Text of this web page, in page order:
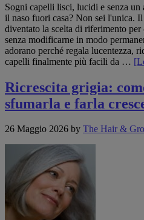
sole
Sogni capelli lisci, lucidi e senza un
il naso fuori casa? Non sei l'unica.
diventato la scelta di riferimento
senza modificarne in modo
adorano perché regala lucentezza,
capelli finalmente più facili da …
Ricrescita grigia:
sfumarla e farla
26 Maggio 2026 by The Hair &